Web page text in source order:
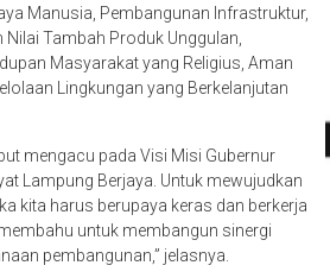
Manusia, Pembangunan Infrastruktur,
Nilai Tambah Produk Unggulan,
Masyarakat yang Religius, Aman
Lingkungan yang Berkelanjutan
mengacu pada Visi Misi Gubernur
Lampung Berjaya. Untuk mewujudkan
kita harus berupaya keras dan berkerja
untuk membangun sinergi
pembangunan,” jelasnya.